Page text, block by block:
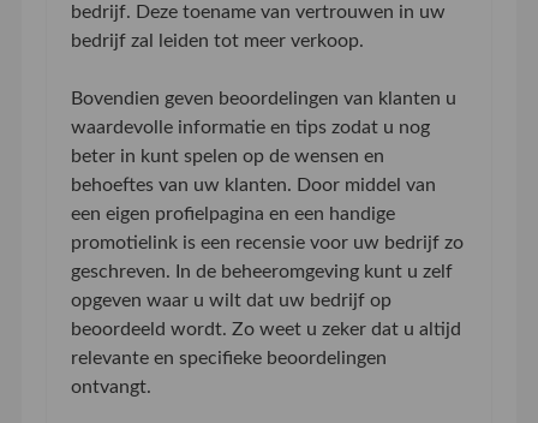
bedrijf. Deze toename van vertrouwen in uw
bedrijf zal leiden tot meer verkoop.
Bovendien geven beoordelingen van klanten u
waardevolle informatie en tips zodat u nog
beter in kunt spelen op de wensen en
behoeftes van uw klanten. Door middel van
een eigen profielpagina en een handige
promotielink is een recensie voor uw bedrijf zo
geschreven. In de beheeromgeving kunt u zelf
opgeven waar u wilt dat uw bedrijf op
beoordeeld wordt. Zo weet u zeker dat u altijd
relevante en specifieke beoordelingen
ontvangt.